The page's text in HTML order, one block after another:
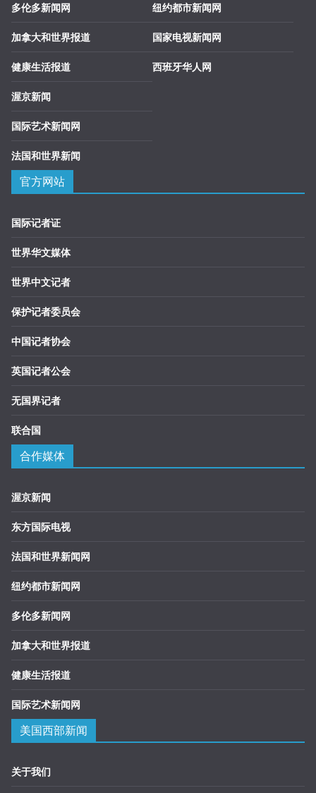
多伦多新闻网
加拿大和世界报道
健康生活报道
渥京新闻
国际艺术新闻网
法国和世界新闻
纽约都市新闻网
国家电视新闻网
西班牙华人网
官方网站
国际记者证
世界华文媒体
世界中文记者
保护记者委员会
中国记者协会
英国记者公会
无国界记者
联合国
合作媒体
渥京新闻
东方国际电视
法国和世界新闻网
纽约都市新闻网
多伦多新闻网
加拿大和世界报道
健康生活报道
国际艺术新闻网
美国西部新闻
关于我们